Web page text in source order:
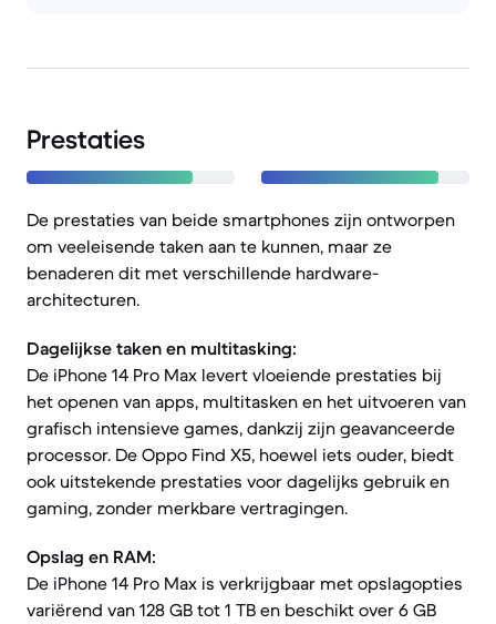
Prestaties
De prestaties van beide smartphones zijn ontworpen
om veeleisende taken aan te kunnen, maar ze
benaderen dit met verschillende hardware-
architecturen.
Dagelijkse taken en multitasking:
De iPhone 14 Pro Max levert vloeiende prestaties bij
het openen van apps, multitasken en het uitvoeren van
grafisch intensieve games, dankzij zijn geavanceerde
processor. De Oppo Find X5, hoewel iets ouder, biedt
ook uitstekende prestaties voor dagelijks gebruik en
gaming, zonder merkbare vertragingen.
Opslag en RAM:
De iPhone 14 Pro Max is verkrijgbaar met opslagopties
variërend van 128 GB tot 1 TB en beschikt over 6 GB